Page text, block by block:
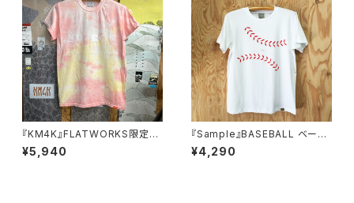
『KM4K』FLATWORKS限定カ
ラー KM4K帝国 LOGO T'S F
WLT
¥5,940
『Sample』BASEBALL ベース
ボール TEE
¥4,290